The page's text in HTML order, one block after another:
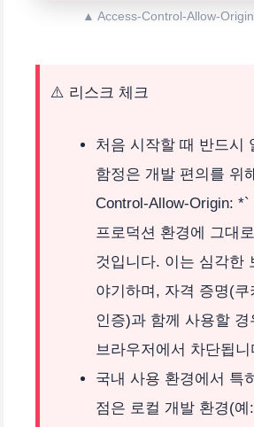
▲ Access-Control-Allow-
⚠️ 리스크 체크
처음 시작할 때 반드시
함정은 개발 편의를 위
Control-Allow-Origin: *`
프로덕션 환경에 그대
것입니다. 이는 심각한
야기하며, 자격 증명(쿠
인증)과 함께 사용할 경
브라우저에서 차단됩니
국내 사용 환경에서 특
점은 로컬 개발 환경(예: